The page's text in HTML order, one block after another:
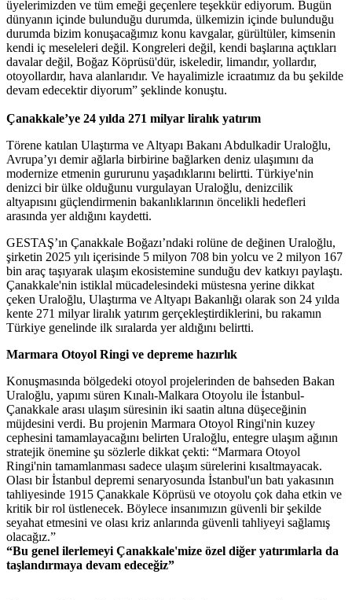
üyelerimizden ve tüm emeği geçenlere teşekkür ediyorum. Bugün
dünyanın içinde bulunduğu durumda, ülkemizin içinde bulunduğu
durumda bizim konuşacağımız konu kavgalar, gürültüler, kimsenin
kendi iç meseleleri değil. Kongreleri değil, kendi başlarına açtıkları
davalar değil, Boğaz Köprüsü'dür, iskeledir, limandır, yollardır,
otoyollardır, hava alanlarıdır. Ve hayalimizle icraatımız da bu şekilde
devam edecektir diyorum” şeklinde konuştu.
Çanakkale’ye 24 yılda 271 milyar liralık yatırım
Törene katılan Ulaştırma ve Altyapı Bakanı Abdulkadir Uraloğlu,
Avrupa’yı demir ağlarla birbirine bağlarken deniz ulaşımını da
modernize etmenin gururunu yaşadıklarını belirtti. Türkiye'nin
denizci bir ülke olduğunu vurgulayan Uraloğlu, denizcilik
altyapısını güçlendirmenin bakanlıklarının öncelikli hedefleri
arasında yer aldığını kaydetti.
GESTAŞ’ın Çanakkale Boğazı’ndaki rolüne de değinen Uraloğlu,
şirketin 2025 yılı içerisinde 5 milyon 708 bin yolcu ve 2 milyon 167
bin araç taşıyarak ulaşım ekosistemine sunduğu dev katkıyı paylaştı.
Çanakkale'nin istiklal mücadelesindeki müstesna yerine dikkat
çeken Uraloğlu, Ulaştırma ve Altyapı Bakanlığı olarak son 24 yılda
kente 271 milyar liralık yatırım gerçekleştirdiklerini, bu rakamın
Türkiye genelinde ilk sıralarda yer aldığını belirtti.
Marmara Otoyol Ringi ve depreme hazırlık
Konuşmasında bölgedeki otoyol projelerinden de bahseden Bakan
Uraloğlu, yapımı süren Kınalı-Malkara Otoyolu ile İstanbul-
Çanakkale arası ulaşım süresinin iki saatin altına düşeceğinin
müjdesini verdi. Bu projenin Marmara Otoyol Ringi'nin kuzey
cephesini tamamlayacağını belirten Uraloğlu, entegre ulaşım ağının
stratejik önemine şu sözlerle dikkat çekti: “Marmara Otoyol
Ringi'nin tamamlanması sadece ulaşım sürelerini kısaltmayacak.
Olası bir İstanbul depremi senaryosunda İstanbul'un batı yakasının
tahliyesinde 1915 Çanakkale Köprüsü ve otoyolu çok daha etkin ve
kritik bir rol üstlenecek. Böylece insanımızın güvenli bir şekilde
seyahat etmesini ve olası kriz anlarında güvenli tahliyeyi sağlamış
olacağız.”
“Bu genel ilerlemeyi Çanakkale'mize özel diğer yatırımlarla da
taşlandırmaya devam edeceğiz”